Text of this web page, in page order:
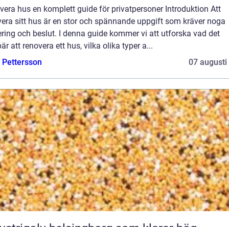
hus en komplett guide för privatpersoner Introduktion Att
sitt hus är en stor och spännande uppgift som kräver noga
och beslut. I denna guide kommer vi att utforska vad det
att renovera ett hus, vilka olika typer a...
07 augusti